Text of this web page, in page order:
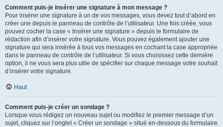
Comment puis-je insérer une signature à mon message ?
Pour insérer une signature à un de vos messages, vous devez tout d’abord en
créer une depuis le panneau de contrôle de l’utilisateur. Une fois créée, vous
pouvez cocher la case « Insérer une signature » depuis le formulaire de
rédaction afin d’insérer votre signature. Vous pouvez également ajouter une
signature qui sera insérée à tous vos messages en cochant la case appropriée
dans le panneau de contrôle de l’utilisateur. Si vous choisissez cette dernière
option, il ne vous sera plus utile de spécifier sur chaque message votre souhait
d’insérer votre signature.
Haut
Comment puis-je créer un sondage ?
Lorsque vous rédigez un nouveau sujet ou modifiez le premier message d’un
sujet, cliquez sur l’onglet « Créer un sondage » situé en-dessous du formulaire